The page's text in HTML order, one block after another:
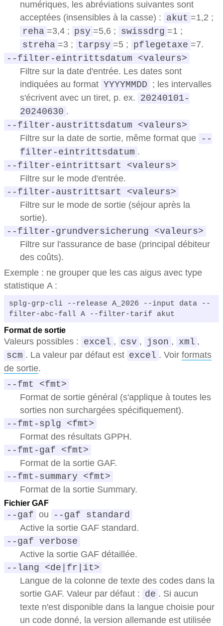
numériques, les abréviations suivantes sont
acceptées (insensibles à la casse) : akut =1,2 ;
reha =3,4 ; psy =5,6 ; swissdrg =1 ;
streha =3 ; tarpsy =5 ; pflegetaxe =7.
--filter-eintrittsdatum <valeurs>
Filtre sur la date d'entrée. Les dates sont
indiquées au format YYYYMMDD ; les intervalles
s'écrivent avec un tiret, p. ex. 20240101-
20240630 .
--filter-austrittsdatum <valeurs>
Filtre sur la date de sortie, même format que
--
filter-eintrittsdatum .
--filter-eintrittsart <valeurs>
Filtre sur le mode d'entrée.
--filter-austrittsart <valeurs>
Filtre sur le mode de sortie (séjour après la
sortie).
--filter-grundversicherung <valeurs>
Filtre sur l'assurance de base (principal débiteur
des coûts).
Exemple : ne grouper que les cas aigus avec type
statistique A :
splg-grp-cli --release A_2026 --input data --
filter-abc-fall A --filter-tarif akut
Format de sortie
Valeurs possibles : excel , csv , json , xml ,
scm . La valeur par défaut est excel . Voirformats
de sortie.
--fmt <fmt>
Format de sortie général (s'applique à toutes les
sorties non surchargées spécifiquement).
--fmt-splg <fmt>
Format des résultats GPPH.
--fmt-gaf <fmt>
Format de la sortie GAF.
--fmt-summary <fmt>
Format de la sortie Summary.
Fichier GAF
--gaf ou
--gaf standard
Active la sortie GAF standard.
--gaf verbose
Active la sortie GAF détaillée.
--lang <de|fr|it>
Langue de la colonne de texte des codes dans la
sortie GAF. Valeur par défaut : de . Si aucun
texte n'est disponible dans la langue choisie pour
un code donné, la version allemande est utilisée